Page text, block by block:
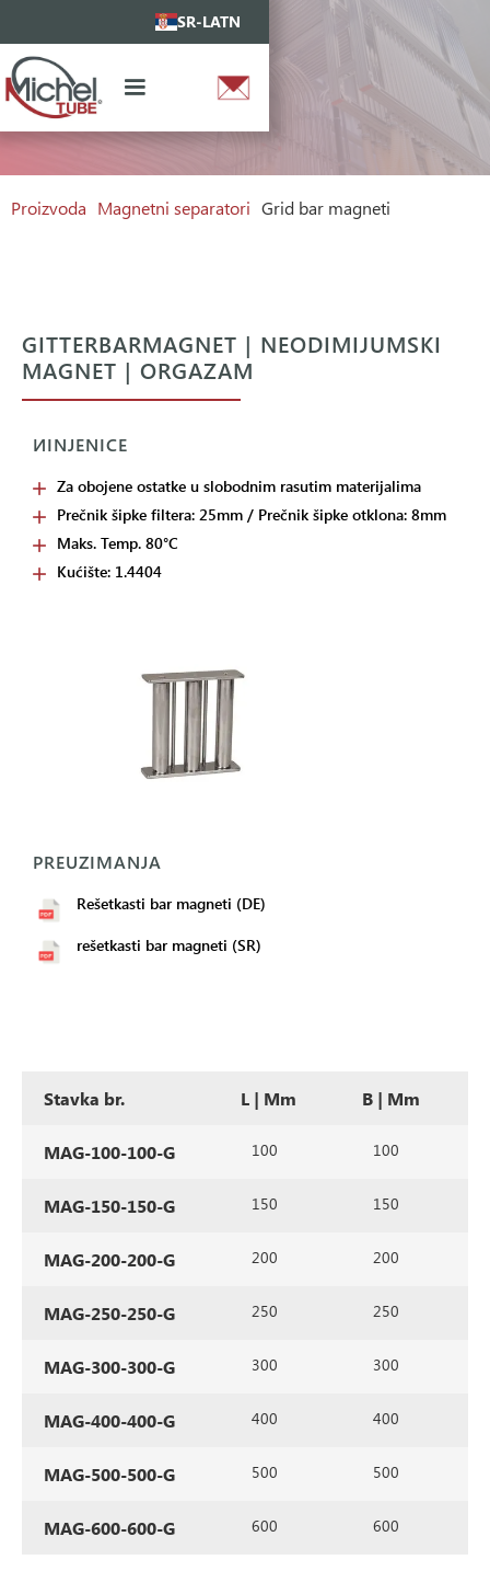
SR-LATN
Proizvoda Magnetni separatori Grid bar magneti
GITTERBARMAGNET | NEODIMIJUMSKI
MAGNET | ORGAZAM
ИINJENICE
Za obojene ostatke u slobodnim rasutim materijalima
Prečnik šipke filtera: 25mm / Prečnik šipke otklona: 8mm
Maks. Temp. 80°C
Kućište: 1.4404
PREUZIMANJA
Rešetkasti bar magneti (DE)
rešetkasti bar magneti (SR)
Stavka br. L | Mm B | Mm
MAG-100-100-G 100 100
MAG-150-150-G 150 150
MAG-200-200-G 200 200
MAG-250-250-G 250 250
MAG-300-300-G 300 300
MAG-400-400-G 400 400
MAG-500-500-G 500 500
MAG-600-600-G 600 600